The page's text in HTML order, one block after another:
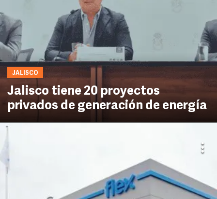
JALISCO
Jalisco tiene 20 proyectos
privados de generación de energía